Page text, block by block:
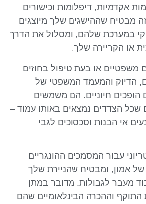
אקדמיות, דיפלומות וכישורים
מבטיח שההישגים שלך מיוצגים
במערכת שלהם, ומסלול את הדרך
או הקריירה שלך.
משפטיים או בעת טיפול בחוזים
הדיוק והמעמד המשפטי של
הופכים חיוניים. הם משמשים
שכל הצדדים נמצאים באותו עמוד –
אי הבנות וסכסוכים לגבי
עבור המסמכים ההונגריים
אמון, ומבטיח שהניירת שלך
מעבר לגבולות. מדובר במתן
וההכרה הבינלאומיים שהם